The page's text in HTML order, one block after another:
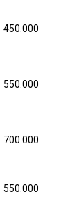
450.000
550.000
700.000
550.000